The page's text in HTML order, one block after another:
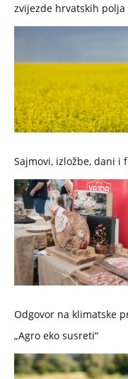
zvijezde hrvatskih polja
Sajmovi, izložbe, dani i
Odgovor na klimatske
„Agro eko susreti“